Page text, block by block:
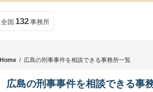
全国 132 事務所
Home / 広島の刑事事件を相談できる事務所一覧
広島の刑事事件を相談できる事